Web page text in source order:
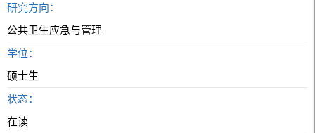
研究方向：
公共卫生应急与管理
学位：
硕士生
状态：
在读